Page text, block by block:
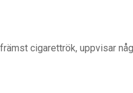
cigarettrök, uppvisar